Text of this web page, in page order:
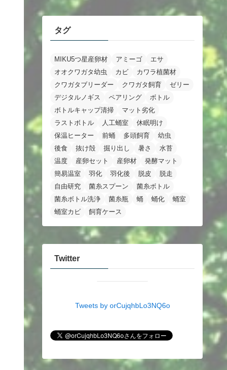
ブ
タグ
MIKU5つ星産卵材 アミーゴ
エサ
オオクワガタ幼虫
カビ
カワラ植菌材
クワガタブリーダー
クワガタ飼育
ゼリー
デジタルノギス
ペアリング
ボトル
ボトルキャップ清掃
マット劣化
ラストボトル
人工蛹室
休眠明け
保温ヒーター
前蛹 多頭飼育
幼虫
後食
抜け殻 掘り出し 暑さ
水苔
温度
産卵セット 産卵材
発酵マット
簡易温室
羽化 羽化後 脱皮
脱走
自由研究
菌糸スプーン
菌糸ボトル
菌糸ボトル洗浄
菌糸瓶 蛹 蛹化
蛹室
蛹室カビ
飼育ケース
Twitter
Tweets by orCujqhbLo3NQ6o